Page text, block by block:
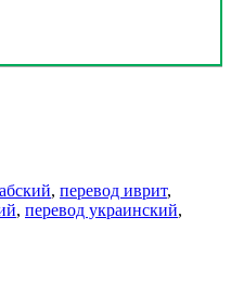
, перевод иврит,
, перевод украинский,